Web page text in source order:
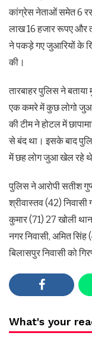
कांग्रेस नेताओं समेत 6
लाख 16 हजार रूपए और
ने पकड़े गए जुआरियों के
की।
तारबाहर पुलिस ने
एक कमरे में कुछ लोगो जुआ
की टीम ने होटल में
से बंद था। इसके बाद
में छह लोग जुआ खेल रहे
पुलिस ने आरोपी सतीश
श्रीवास्तव (42)
कुमार (71) 27 खोली
नगर निवासी, अमित सिंह
बिलासपुर निवासी को
What's your